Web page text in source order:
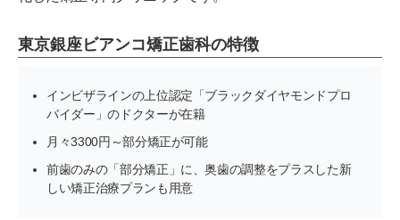
東京銀座ビアンコ矯正歯科の特徴
インビザラインの上位認定「ブラックダイヤモンドプロ
バイダー」のドクターが在籍
月々3300円～部分矯正が可能
前歯のみの「部分矯正」に、奥歯の調整をプラスした新
しい矯正治療プランも用意